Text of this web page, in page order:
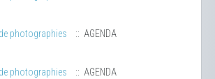
photographies
:: AGENDA
photographies
:: AGENDA